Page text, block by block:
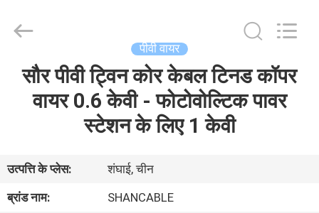
होम
वीडियो
Cable
(Group)
Rights
Reserved.
पीवी वायर
सौर पीवी ट्विन कोर केबल टिनड कॉपर
वायर 0.6 केवी - फोटोवोल्टिक पावर
स्टेशन के लिए 1 केवी
उत्पत्ति के प्लेस:
शंघाई, चीन
ब्रांड नाम:
SHANCABLE